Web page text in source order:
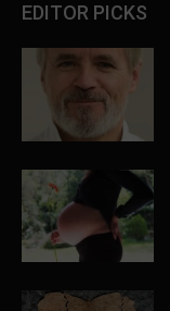
EDITOR PICKS